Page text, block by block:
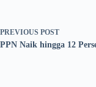
PREVIOUS POST
PPN Naik hingga 12